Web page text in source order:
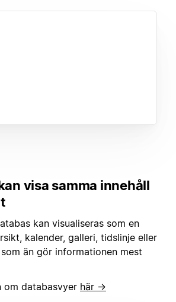
visa samma innehåll
kan visualiseras som en
kalender, galleri, tidslinje eller
än gör informationen mest
om databasvyer här →